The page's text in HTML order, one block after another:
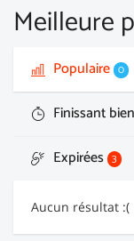
Meilleure
Populaire 0
Finissant
Expirées 3
Aucun résultat :(